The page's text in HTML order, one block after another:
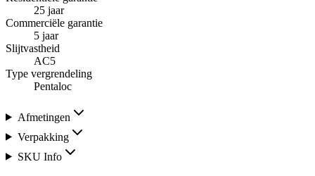
25 jaar
Commerciële garantie
5 jaar
Slijtvastheid
AC5
Type vergrendeling
Pentaloc
Afmetingen
Verpakking
SKU Info